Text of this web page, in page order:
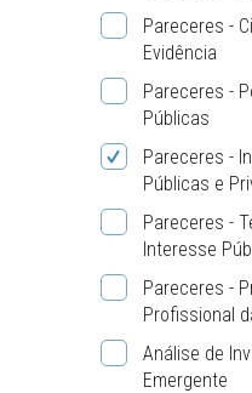
Pareceres -
Evidência
Pareceres -
Públicas
Pareceres -
Públicas e
Pareceres -
Interesse
Pareceres -
Profissional
Análise de
Emergente